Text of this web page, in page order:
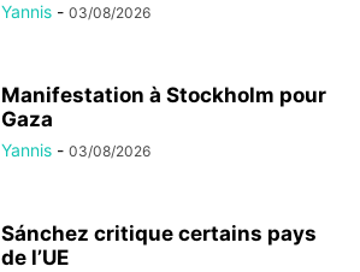
Yannis - 03/08/2026
Manifestation à Stockholm pour
Gaza
Yannis - 03/08/2026
Sánchez critique certains pays
de l’UE